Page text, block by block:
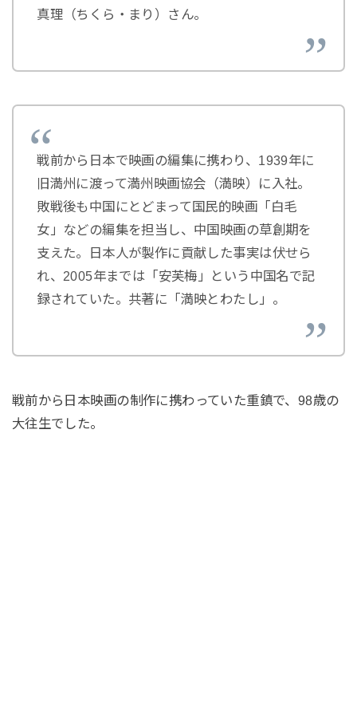
真理（ちくら・まり）さん。
戦前から日本で映画の編集に携わり、1939年に
旧満州に渡って満州映画協会（満映）に入社。
敗戦後も中国にとどまって国民的映画「白毛
女」などの編集を担当し、中国映画の草創期を
支えた。日本人が製作に貢献した事実は伏せら
れ、2005年までは「安芙梅」という中国名で記
録されていた。共著に「満映とわたし」。
戦前から日本映画の制作に携わっていた重鎮で、98歳の
大往生でした。